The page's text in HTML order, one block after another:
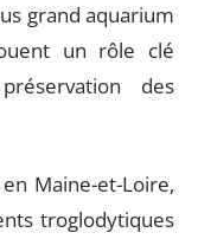
grand aquarium
un rôle clé
des
Maine-et-Loire,
troglodytiques